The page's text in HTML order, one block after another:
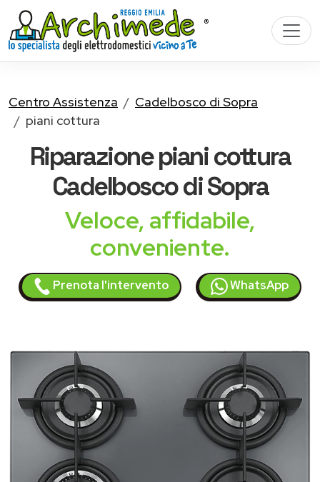
Centro Assistenza
Cadelbosco di Sopra
piani cottura
Riparazionepiani cottura
Cadelbosco di Sopra
Veloce, affidabile,
conveniente.
Prenota l'intervento WhatsApp